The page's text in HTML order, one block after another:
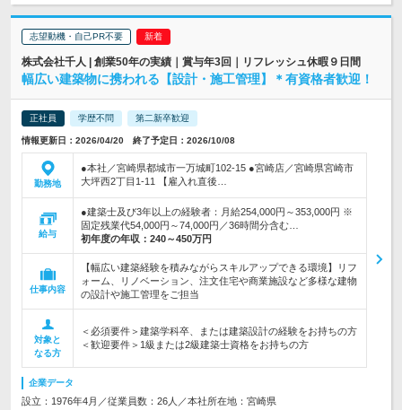
志望動機・自己PR不要
株式会社千人 | 創業50年の実績｜賞与年3回｜リフレッシュ休暇９日間
幅広い建築物に携われる【設計・施工管理】＊有資格者歓迎！
正社員 学歴不問 第二新卒歓迎
情報更新日：2026/04/20 終了予定日：2026/10/08
勤務地
●本社／宮崎県都城市一万城町102-15 ●宮崎店／宮崎県宮崎市
大坪西2丁目1-11 【雇入れ直後…
給与
●建築士及び3年以上の経験者：月給254,000円～353,000円 ※
固定残業代54,000円～74,000円／36時間分含む…
初年度の年収： 240～450万円
仕事内容
【幅広い建築経験を積みながらスキルアップできる環境】リフ
ォーム、リノベーション、注文住宅や商業施設など多様な建物
の設計や施工管理をご担当
対象と
なる方
＜必須要件＞建築学科卒、または建築設計の経験をお持ちの方
＜歓迎要件＞1級または2級建築士資格をお持ちの方
企業データ
設立：1976年4月／従業員数：26人／本社所在地：宮崎県